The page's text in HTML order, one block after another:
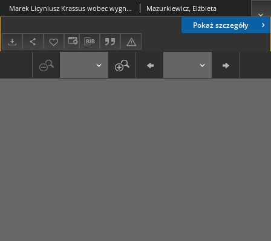
Pokaż szczegóły
Marek Licyniusz Krassus wobec wygnania Cycerona Mazurkiewicz, Elżbieta